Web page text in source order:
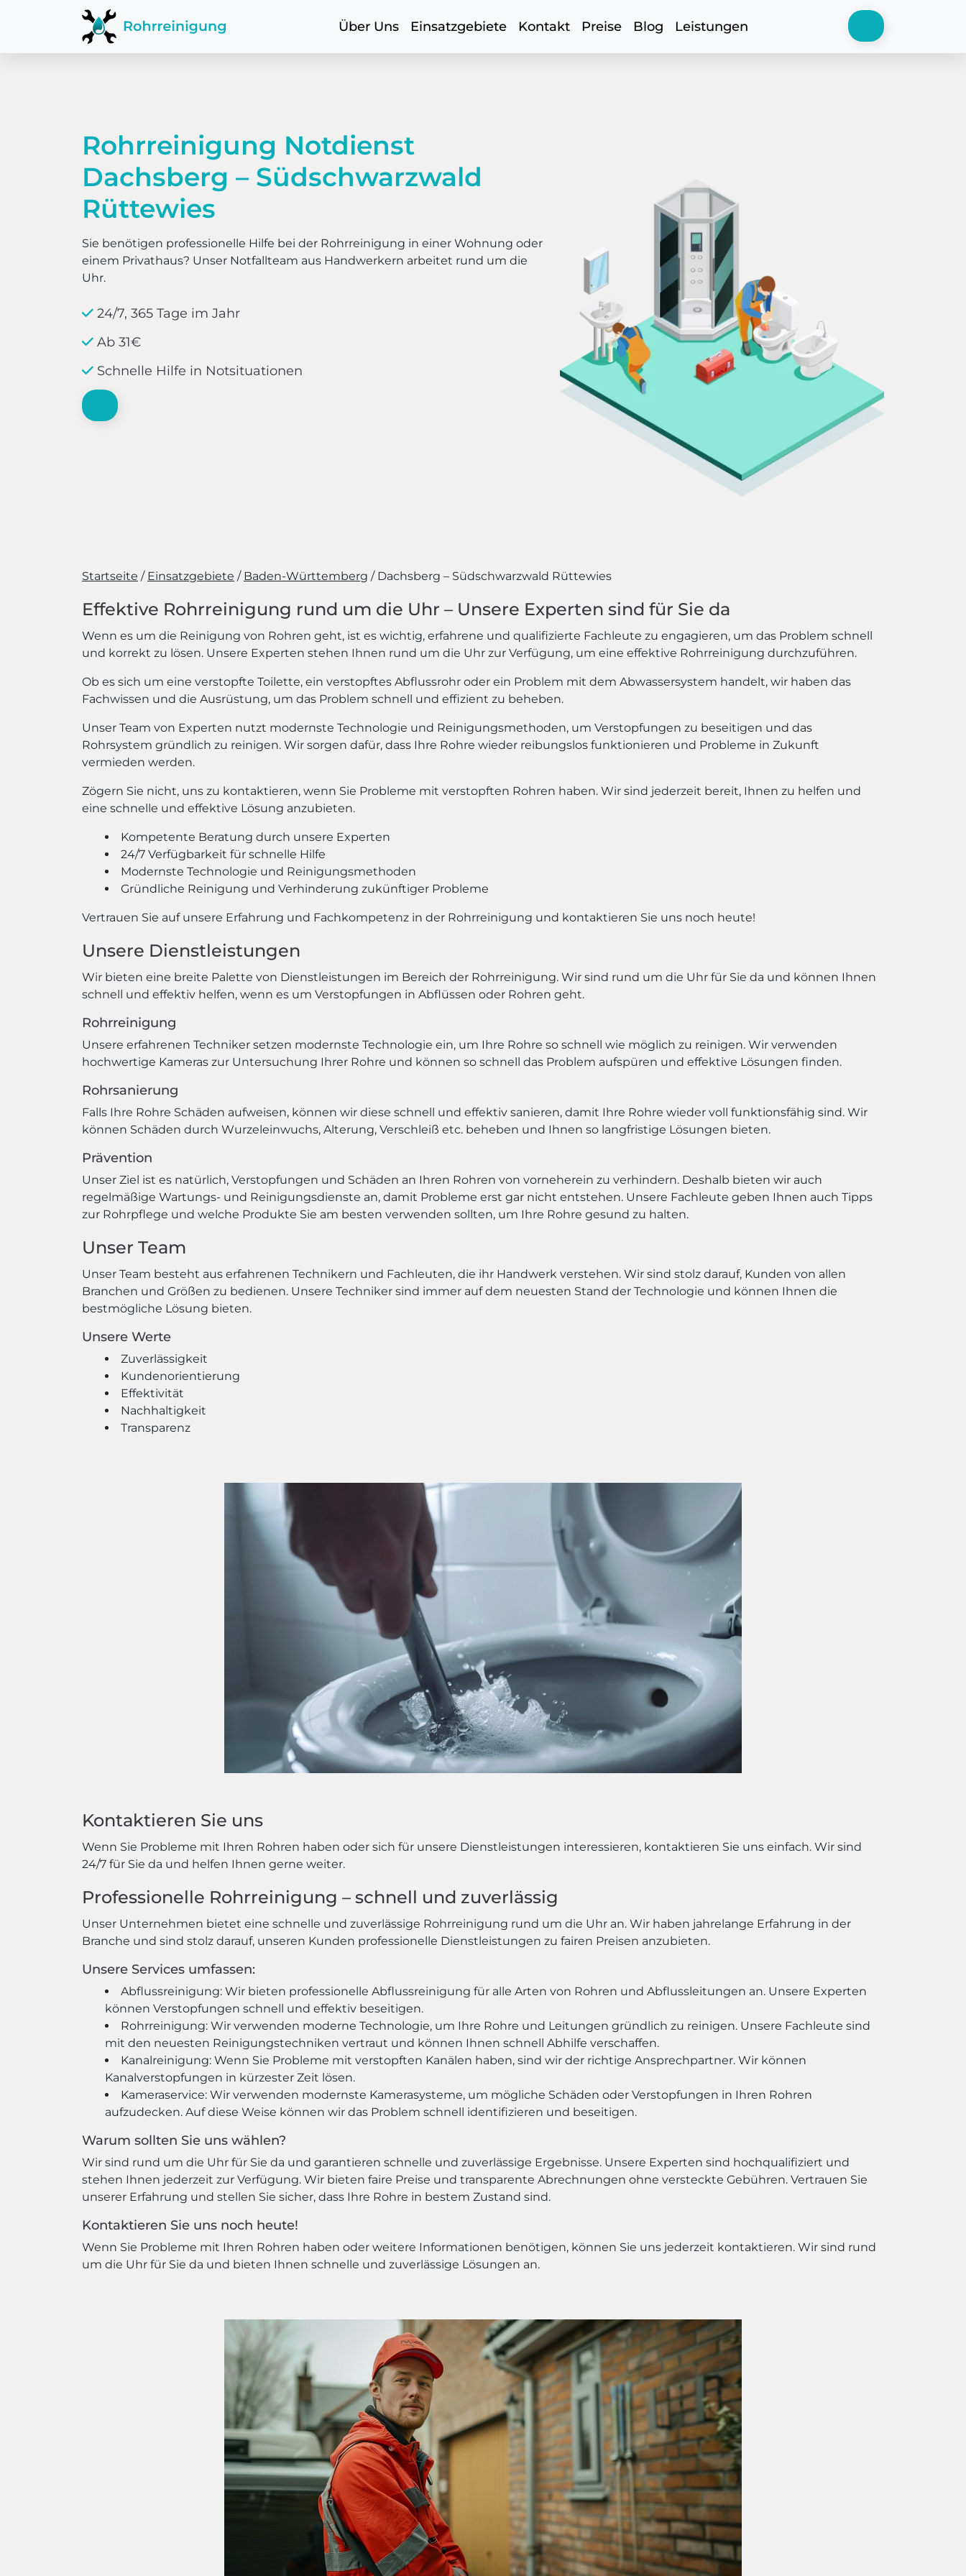
Über Uns Einsatzgebiete Kontakt Preise Blog Leistungen
Rohrreinigung Notdienst
Dachsberg – Südschwarzwald
Rüttewies
Sie benötigen professionelle Hilfe bei der Rohrreinigung in einer Wohnung oder
einem Privathaus? Unser Notfallteam aus Handwerkern arbeitet rund um die
Uhr.
24/7, 365 Tage im Jahr
Ab 31€
Schnelle Hilfe in Notsituationen
Startseite Einsatzgebiete Baden-Württemberg Dachsberg – Südschwarzwald Rüttewies
Effektive Rohrreinigung rund um die Uhr – Unsere Experten sind für Sie da
Wenn es um die Reinigung von Rohren geht, ist es wichtig, erfahrene und qualifizierte Fachleute zu engagieren, um das Problem schnell
und korrekt zu lösen. Unsere Experten stehen Ihnen rund um die Uhr zur Verfügung, um eine effektive Rohrreinigung durchzuführen.
Ob es sich um eine verstopfte Toilette, ein verstopftes Abflussrohr oder ein Problem mit dem Abwassersystem handelt, wir haben das
Fachwissen und die Ausrüstung, um das Problem schnell und effizient zu beheben.
Unser Team von Experten nutzt modernste Technologie und Reinigungsmethoden, um Verstopfungen zu beseitigen und das
Rohrsystem gründlich zu reinigen. Wir sorgen dafür, dass Ihre Rohre wieder reibungslos funktionieren und Probleme in Zukunft
vermieden werden.
Zögern Sie nicht, uns zu kontaktieren, wenn Sie Probleme mit verstopften Rohren haben. Wir sind jederzeit bereit, Ihnen zu helfen und
eine schnelle und effektive Lösung anzubieten.
Kompetente Beratung durch unsere Experten
24/7 Verfügbarkeit für schnelle Hilfe
Modernste Technologie und Reinigungsmethoden
Gründliche Reinigung und Verhinderung zukünftiger Probleme
Vertrauen Sie auf unsere Erfahrung und Fachkompetenz in der Rohrreinigung und kontaktieren Sie uns noch heute!
Unsere Dienstleistungen
Wir bieten eine breite Palette von Dienstleistungen im Bereich der Rohrreinigung. Wir sind rund um die Uhr für Sie da und können Ihnen
schnell und effektiv helfen, wenn es um Verstopfungen in Abflüssen oder Rohren geht.
Rohrreinigung
Unsere erfahrenen Techniker setzen modernste Technologie ein, um Ihre Rohre so schnell wie möglich zu reinigen. Wir verwenden
hochwertige Kameras zur Untersuchung Ihrer Rohre und können so schnell das Problem aufspüren und effektive Lösungen finden.
Rohrsanierung
Falls Ihre Rohre Schäden aufweisen, können wir diese schnell und effektiv sanieren, damit Ihre Rohre wieder voll funktionsfähig sind. Wir
können Schäden durch Wurzeleinwuchs, Alterung, Verschleiß etc. beheben und Ihnen so langfristige Lösungen bieten.
Prävention
Unser Ziel ist es natürlich, Verstopfungen und Schäden an Ihren Rohren von vorneherein zu verhindern. Deshalb bieten wir auch
regelmäßige Wartungs- und Reinigungsdienste an, damit Probleme erst gar nicht entstehen. Unsere Fachleute geben Ihnen auch Tipps
zur Rohrpflege und welche Produkte Sie am besten verwenden sollten, um Ihre Rohre gesund zu halten.
Unser Team
Unser Team besteht aus erfahrenen Technikern und Fachleuten, die ihr Handwerk verstehen. Wir sind stolz darauf, Kunden von allen
Branchen und Größen zu bedienen. Unsere Techniker sind immer auf dem neuesten Stand der Technologie und können Ihnen die
bestmögliche Lösung bieten.
Unsere Werte
Zuverlässigkeit
Kundenorientierung
Effektivität
Nachhaltigkeit
Transparenz
Kontaktieren Sie uns
Wenn Sie Probleme mit Ihren Rohren haben oder sich für unsere Dienstleistungen interessieren, kontaktieren Sie uns einfach. Wir sind
24/7 für Sie da und helfen Ihnen gerne weiter.
Professionelle Rohrreinigung – schnell und zuverlässig
Unser Unternehmen bietet eine schnelle und zuverlässige Rohrreinigung rund um die Uhr an. Wir haben jahrelange Erfahrung in der
Branche und sind stolz darauf, unseren Kunden professionelle Dienstleistungen zu fairen Preisen anzubieten.
Unsere Services umfassen:
Abflussreinigung: Wir bieten professionelle Abflussreinigung für alle Arten von Rohren und Abflussleitungen an. Unsere Experten
können Verstopfungen schnell und effektiv beseitigen.
Rohrreinigung: Wir verwenden moderne Technologie, um Ihre Rohre und Leitungen gründlich zu reinigen. Unsere Fachleute sind
mit den neuesten Reinigungstechniken vertraut und können Ihnen schnell Abhilfe verschaffen.
Kanalreinigung: Wenn Sie Probleme mit verstopften Kanälen haben, sind wir der richtige Ansprechpartner. Wir können
Kanalverstopfungen in kürzester Zeit lösen.
Kameraservice: Wir verwenden modernste Kamerasysteme, um mögliche Schäden oder Verstopfungen in Ihren Rohren
aufzudecken. Auf diese Weise können wir das Problem schnell identifizieren und beseitigen.
Warum sollten Sie uns wählen?
Wir sind rund um die Uhr für Sie da und garantieren schnelle und zuverlässige Ergebnisse. Unsere Experten sind hochqualifiziert und
stehen Ihnen jederzeit zur Verfügung. Wir bieten faire Preise und transparente Abrechnungen ohne versteckte Gebühren. Vertrauen Sie
unserer Erfahrung und stellen Sie sicher, dass Ihre Rohre in bestem Zustand sind.
Kontaktieren Sie uns noch heute!
Wenn Sie Probleme mit Ihren Rohren haben oder weitere Informationen benötigen, können Sie uns jederzeit kontaktieren. Wir sind rund
um die Uhr für Sie da und bieten Ihnen schnelle und zuverlässige Lösungen an.